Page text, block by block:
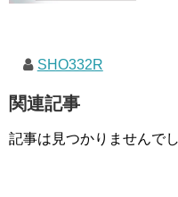
SHO332R
関連記事
記事は見つかりませんでし